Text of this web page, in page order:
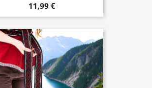
11,99 €